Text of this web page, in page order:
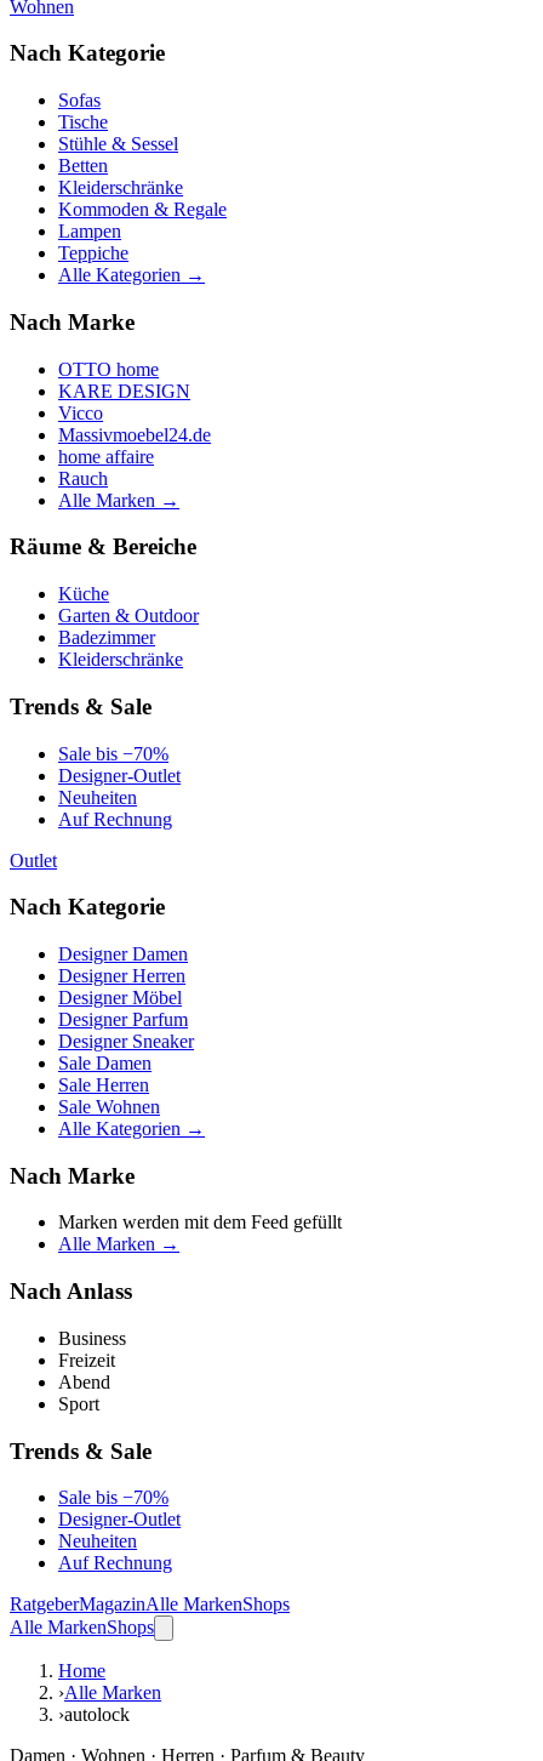
Wohnen
Nach Kategorie
Sofas
Tische
Stühle & Sessel
Betten
Kleiderschränke
Kommoden & Regale
Lampen
Teppiche
Alle Kategorien →
Nach Marke
OTTO home
KARE DESIGN
Vicco
Massivmoebel24.de
home affaire
Rauch
Alle Marken →
Räume & Bereiche
Küche
Garten & Outdoor
Badezimmer
Kleiderschränke
Trends & Sale
Sale bis −70%
Designer-Outlet
Neuheiten
Auf Rechnung
Outlet
Nach Kategorie
Designer Damen
Designer Herren
Designer Möbel
Designer Parfum
Designer Sneaker
Sale Damen
Sale Herren
Sale Wohnen
Alle Kategorien →
Nach Marke
Marken werden mit dem Feed gefüllt
Alle Marken →
Nach Anlass
Business
Freizeit
Abend
Sport
Trends & Sale
Sale bis −70%
Designer-Outlet
Neuheiten
Auf Rechnung
RatgeberMagazinAlle MarkenShops
Alle MarkenShops
Home
›Alle Marken
›autolock
Damen · Wohnen · Herren · Parfum & Beauty